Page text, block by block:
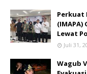
Perkuat
Lewat
Juli 31,
Wagub